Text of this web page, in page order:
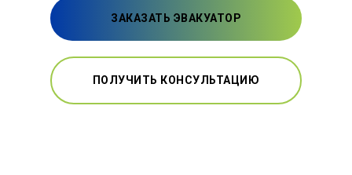
ЗАКАЗАТЬ ЭВАКУАТОР
ПОЛУЧИТЬ КОНСУЛЬТАЦИЮ